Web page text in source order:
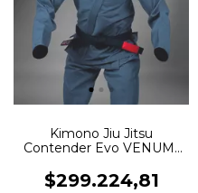
Kimono Jiu Jitsu
Contender Evo VENUM-
$299.224,81